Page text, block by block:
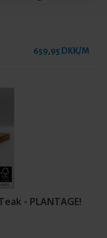
659,95 DKK/M
- PLANTAGE!